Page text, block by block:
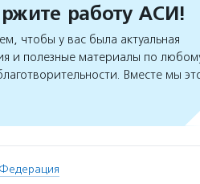
работу АСИ!
чтобы у вас была актуальная
и полезные материалы по
Вместе мы